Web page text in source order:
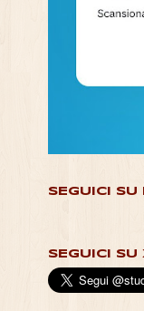
SEGUICI SU
SEGUICI